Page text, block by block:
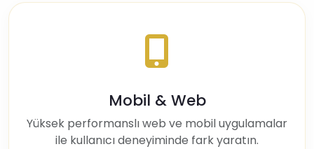
Mobil & Web
Yüksek performanslı web ve mobil uygulamalar
ile kullanıcı deneyiminde fark yaratın.